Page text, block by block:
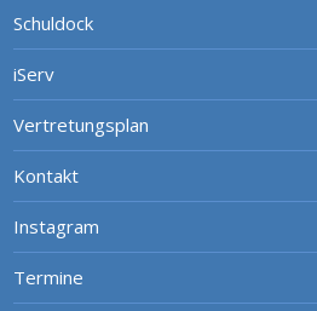
Schuldock
iServ
Vertretungsplan
Kontakt
Instagram
Termine